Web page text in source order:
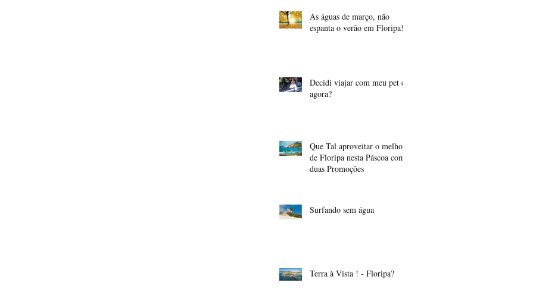
As águas de março, não
espanta o verão em Floripa!
Decidi viajar com meu pet e
agora?
Que Tal aproveitar o melhor
de Floripa nesta Páscoa com
duas Promoções
Surfando sem água
Terra à Vista ! - Floripa?